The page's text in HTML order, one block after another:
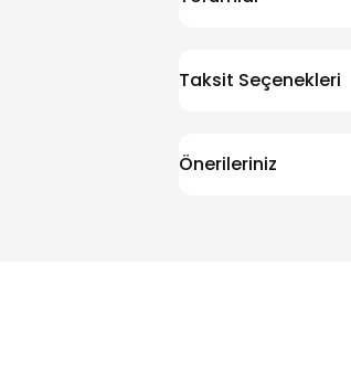
Taksit Seçenekleri
Önerileriniz